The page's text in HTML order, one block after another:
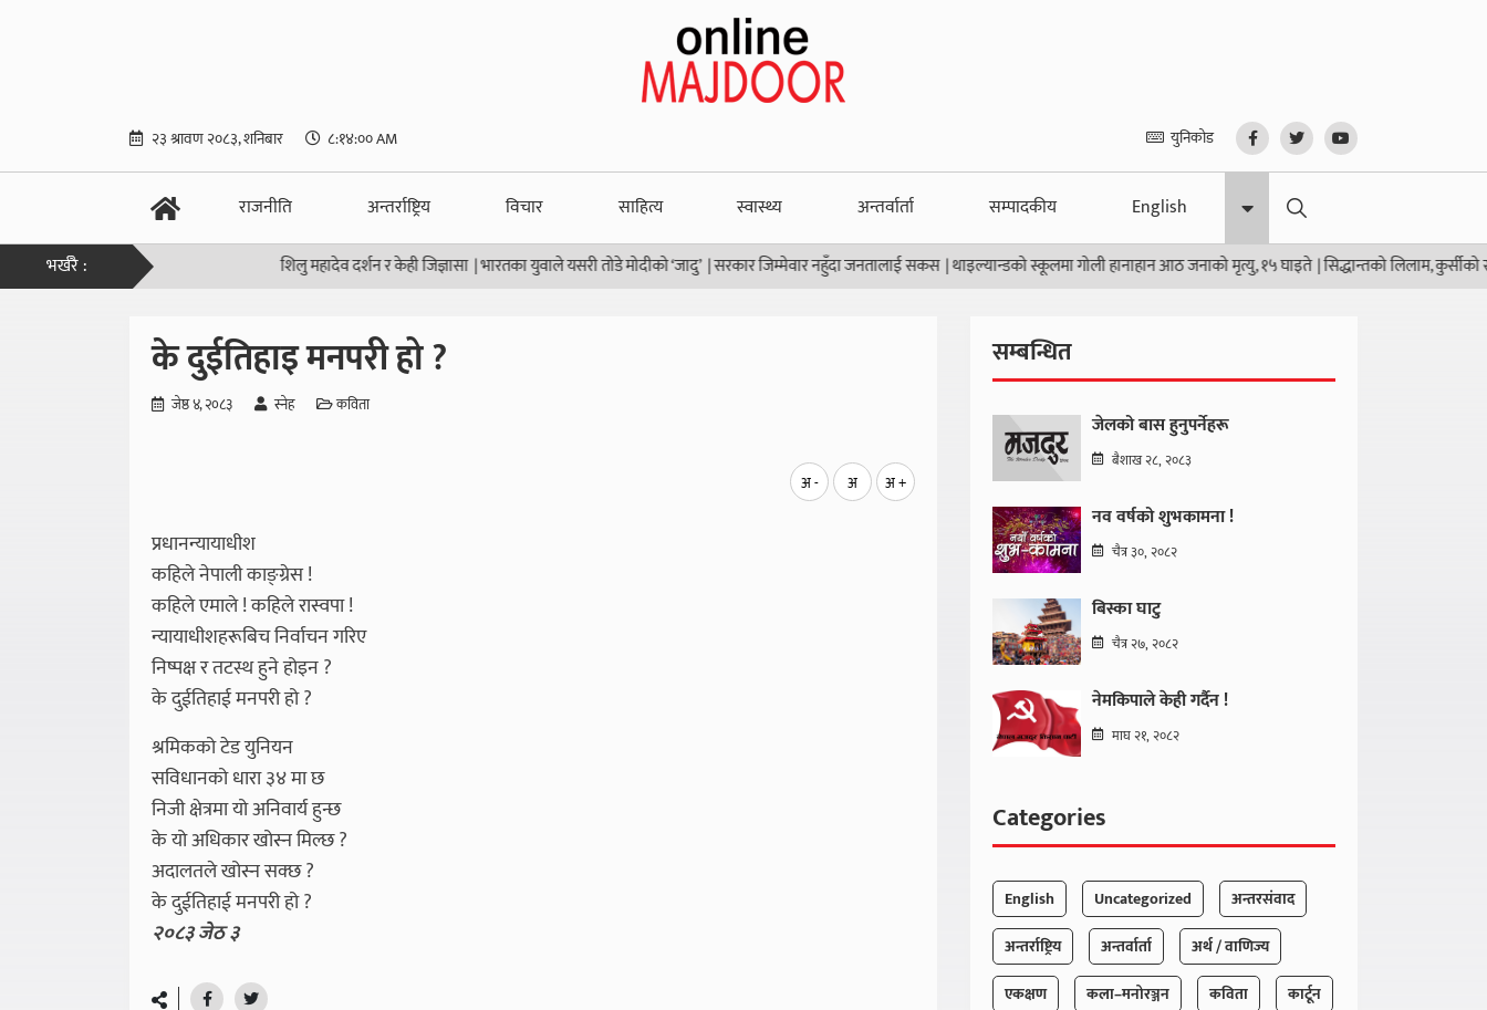
२३ श्रावण २०८३, शनिबार ८:१४:०० AM युनिकोड
राजनीति अन्तर्राष्ट्रिय विचार साहित्य स्वास्थ्य अन्तर्वार्ता सम्पादकीय
English
भर्खरै :
शिलु महादेव दर्शन र केही जिज्ञासा |भारतका युवाले यसरी तोडे मोदीको ‘जादु’ |सरकार जिम्मेवार नहुँदा जनतालाई सकस |थाइल्यान्डको स्कूलमा गोली हानाहान आठ जनाको मृत्यु, १५ घाइते |सिद्धान्तको लिलाम, कुर्सीको
के दुईतिहाइ मनपरी हो ?
जेष्ठ ४, २०८३ स्नेह कविता
अ - अ अ +
प्रधानन्यायाधीश
कहिले नेपाली काङ्ग्रेस !
कहिले एमाले ! कहिले रास्वपा !
न्यायाधीशहरूबिच निर्वाचन गरिए
निष्पक्ष र तटस्थ हुने होइन ?
के दुईतिहाई मनपरी हो ?
श्रमिकको टेड युनियन
सविधानको धारा ३४ मा छ
निजी क्षेत्रमा यो अनिवार्य हुन्छ
के यो अधिकार खोस्न मिल्छ ?
अदालतले खोस्न सक्छ ?
के दुईतिहाई मनपरी हो ?
२०८३ जेठ ३
सम्बन्धित
जेलको बास हुनुपर्नेहरू
बैशाख २८, २०८३
नव वर्षको शुभकामना !
चैत्र ३०, २०८२
बिस्का घाटु
चैत्र २७, २०८२
नेमकिपाले केही गर्दैन !
माघ २१, २०८२
Categories
English Uncategorized
अन्तरसंवाद
अन्तर्राष्ट्रिय
अन्तर्वार्ता
अर्थ / वाणिज्य
एकक्षण
कला–मनोरञ्जन कविता
कार्टून